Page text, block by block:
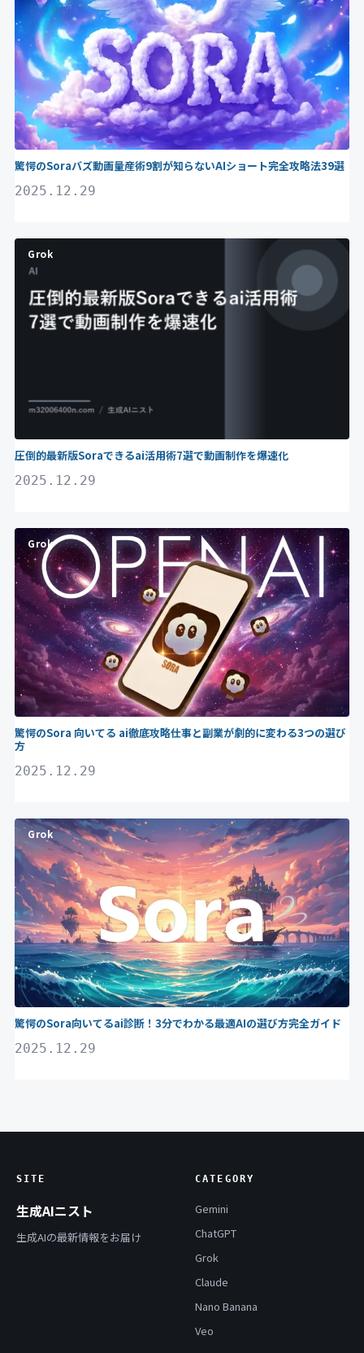
驚愕のSoraバズ動画量産術9割が知らないAIショート完全攻略法39選
2025.12.29
Grok
圧倒的最新版Soraできるai活用術7選で動画制作を爆速化
2025.12.29
Grok
驚愕のSora 向いてる ai徹底攻略仕事と副業が劇的に変わる3つの選び
方
2025.12.29
Grok
驚愕のSora向いてるai診断！3分でわかる最適AIの選び方完全ガイド
2025.12.29
SITE
生成AIニスト
生成AIの最新情報をお届け
CATEGORY
Gemini
ChatGPT
Grok
Claude
Nano Banana
Veo